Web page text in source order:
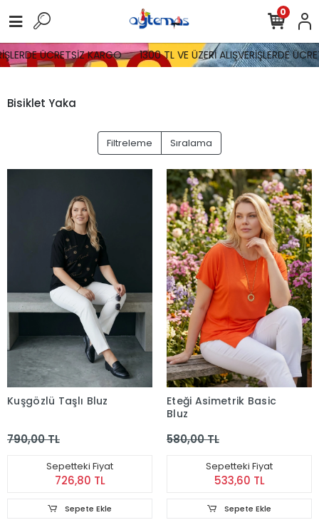
KARGO 1300 TL VE ÜZERİ ALIŞVERİŞLERDE ÜCRETSİZ KARGO
0
Bisiklet Yaka
Filtreleme Sıralama
Kuşgözlü Taşlı Bluz
790,00 TL
Sepetteki Fiyat
726,80 TL
Sepete Ekle
Eteği Asimetrik Basic
Bluz
580,00 TL
Sepetteki Fiyat
533,60 TL
Sepete Ekle